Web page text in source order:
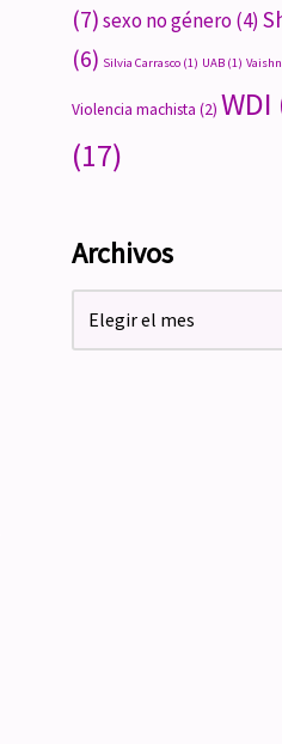
(7)sexo no género(4)
(6) Silvia Carrasco (1) UAB (1)
Violencia machista (2) WDI
(17)
Archivos